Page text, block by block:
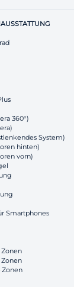
360°)
System)
hinten)
vorn)
Smartphones